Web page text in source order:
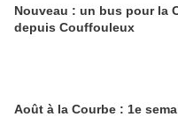
Nouveau : un bus pour la
depuis Couffouleux
Août à la Courbe : 1e